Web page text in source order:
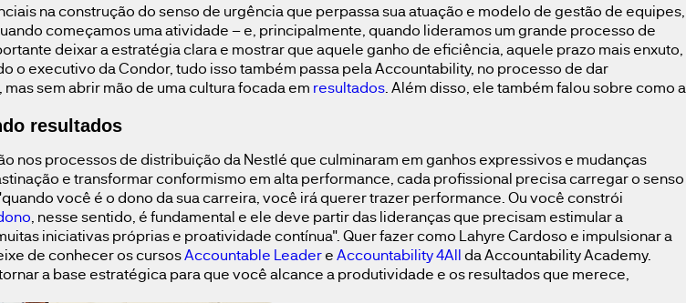
na construção do senso de urgência que perpassa sua atuação e modelo de gestão de equipes,
começamos uma atividade – e, principalmente, quando lideramos um grande processo de
deixar a estratégia clara e mostrar que aquele ganho de eficiência, aquele prazo mais enxuto,
o executivo da Condor, tudo isso também passa pela Accountability, no processo de dar
sem abrir mão de uma cultura focada em resultados . Além disso, ele também falou sobre como a
resultados
nos processos de distribuição da Nestlé que culminaram em ganhos expressivos e mudanças
e transformar conformismo em alta performance, cada profissional precisa carregar o senso
você é o dono da sua carreira, você irá querer trazer performance. Ou você constrói
, nesse sentido, é fundamental e ele deve partir das lideranças que precisam estimular a
iniciativas próprias e proatividade contínua". Quer fazer como Lahyre Cardoso e impulsionar a
de conhecer os cursosAccountable LeadereAccountability 4Allda Accountability Academy.
a base estratégica para que você alcance a produtividade e os resultados que merece,